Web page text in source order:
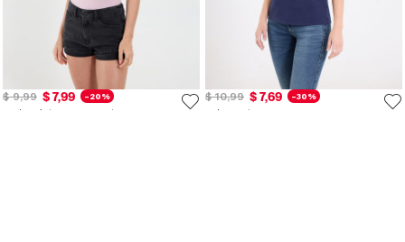
$ 9,99 $ 7,99 -20%
Body Básico Manga Sisa
$ 10,99 $ 7,69 -30%
Polo Basica